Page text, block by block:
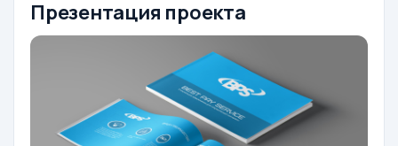
Презентация проекта